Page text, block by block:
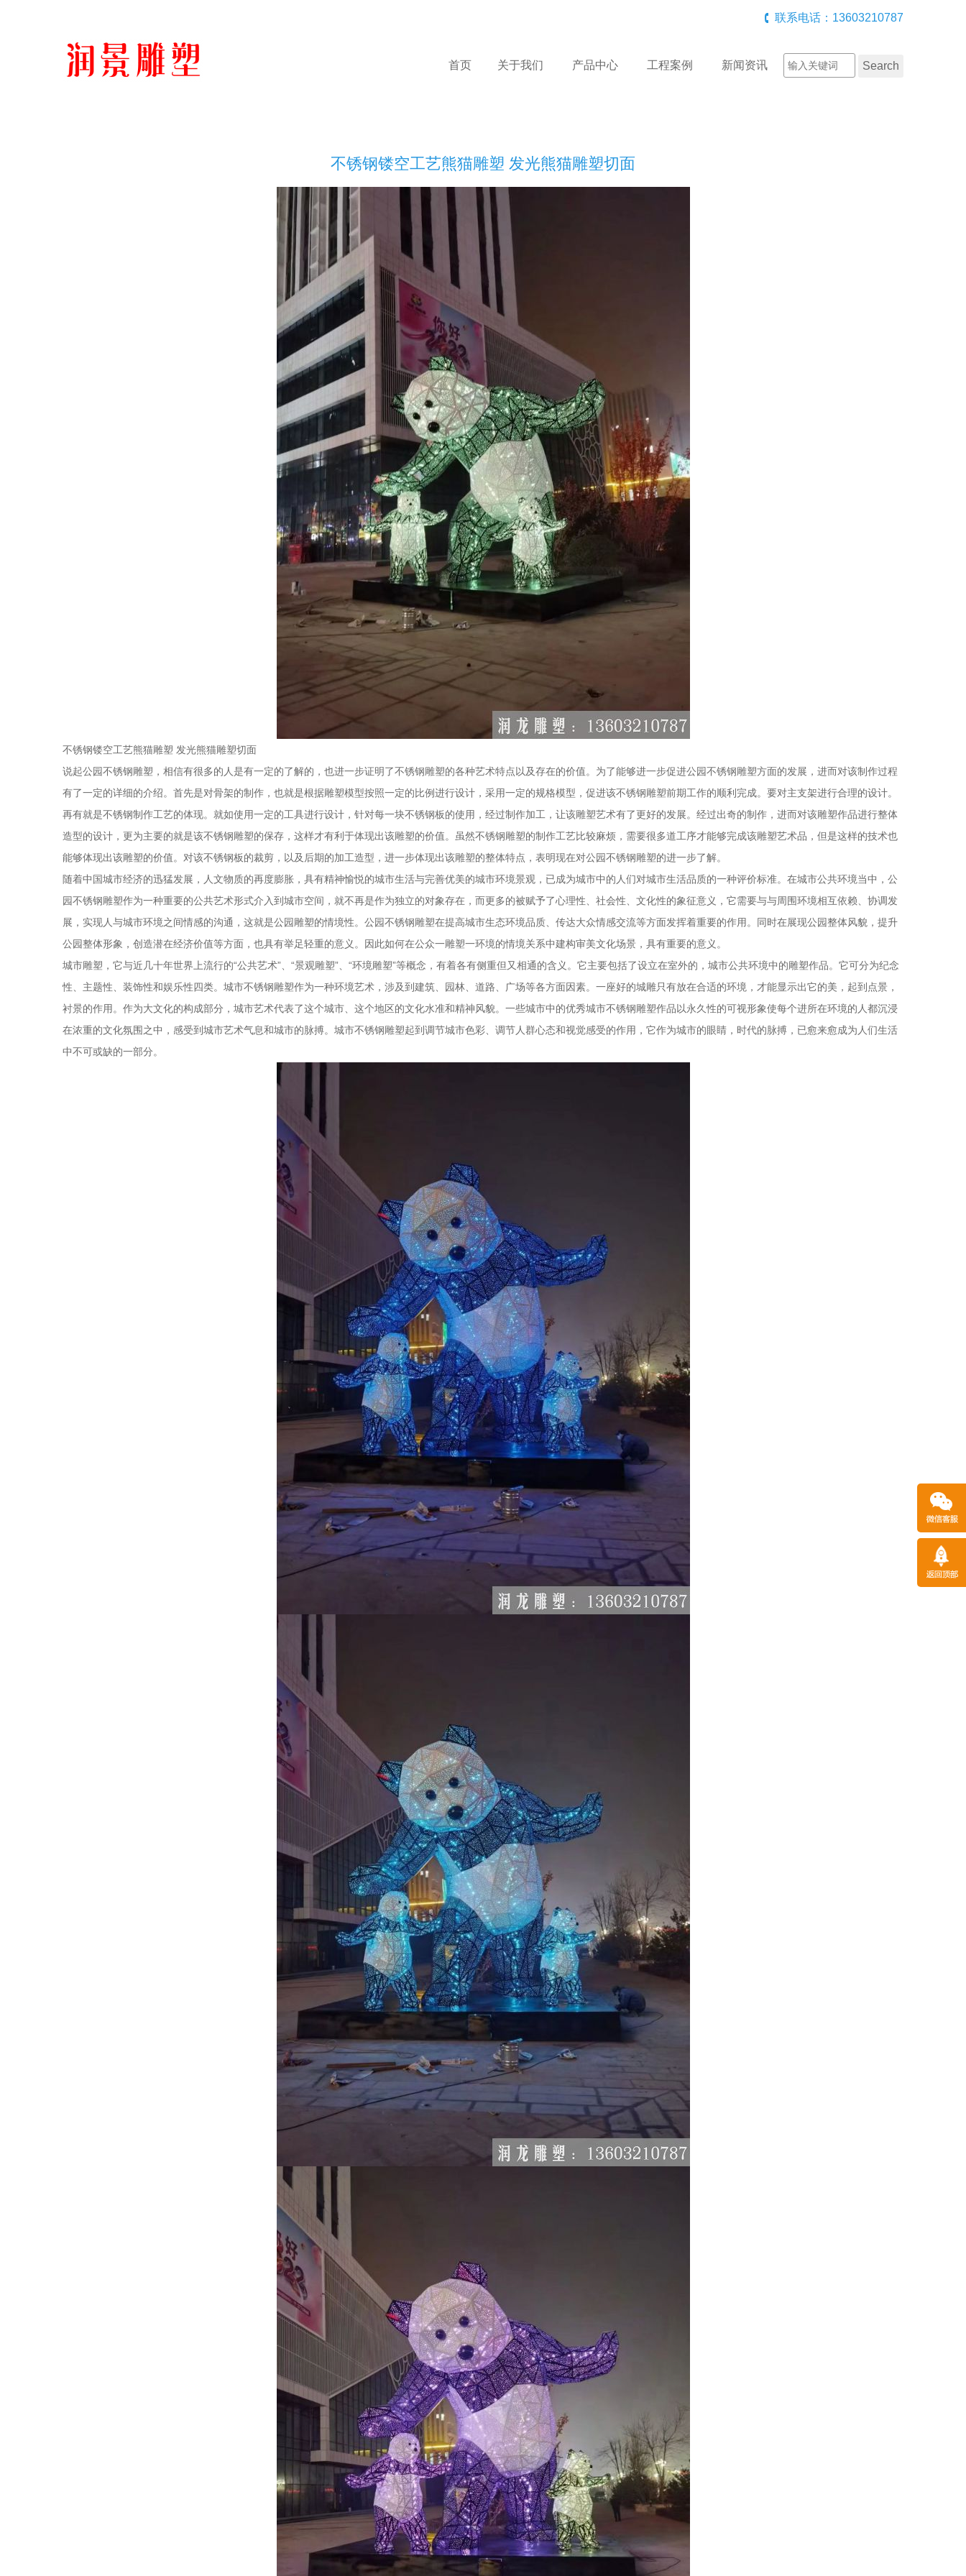
联系电话：13603210787
首页 关于我们 产品中心 工程案例 新闻资讯
不锈钢镂空工艺熊猫雕塑 发光熊猫雕塑切面
不锈钢镂空工艺熊猫雕塑 发光熊猫雕塑切面
说起公园不锈钢雕塑，相信有很多的人是有一定的了解的，也进一步证明了不锈钢雕塑的各种艺术特点以及存在的价值。为了能够进一步促进公园不锈钢雕塑方面的发展，进而对该制作过程
有了一定的详细的介绍。首先是对骨架的制作，也就是根据雕塑模型按照一定的比例进行设计，采用一定的规格模型，促进该不锈钢雕塑前期工作的顺利完成。要对主支架进行合理的设计。
再有就是不锈钢制作工艺的体现。就如使用一定的工具进行设计，针对每一块不锈钢板的使用，经过制作加工，让该雕塑艺术有了更好的发展。经过出奇的制作，进而对该雕塑作品进行整体
造型的设计，更为主要的就是该不锈钢雕塑的保存，这样才有利于体现出该雕塑的价值。虽然不锈钢雕塑的制作工艺比较麻烦，需要很多道工序才能够完成该雕塑艺术品，但是这样的技术也
能够体现出该雕塑的价值。对该不锈钢板的裁剪，以及后期的加工造型，进一步体现出该雕塑的整体特点，表明现在对公园不锈钢雕塑的进一步了解。
随着中国城市经济的迅猛发展，人文物质的再度膨胀，具有精神愉悦的城市生活与完善优美的城市环境景观，已成为城市中的人们对城市生活品质的一种评价标准。在城市公共环境当中，公
园不锈钢雕塑作为一种重要的公共艺术形式介入到城市空间，就不再是作为独立的对象存在，而更多的被赋予了心理性、社会性、文化性的象征意义，它需要与与周围环境相互依赖、协调发
展，实现人与城市环境之间情感的沟通，这就是公园雕塑的情境性。公园不锈钢雕塑在提高城市生态环境品质、传达大众情感交流等方面发挥着重要的作用。同时在展现公园整体风貌，提升
公园整体形象，创造潜在经济价值等方面，也具有举足轻重的意义。因此如何在公众一雕塑一环境的情境关系中建构审美文化场景，具有重要的意义。
城市雕塑，它与近几十年世界上流行的“公共艺术”、“景观雕塑”、“环境雕塑”等概念，有着各有侧重但又相通的含义。它主要包括了设立在室外的，城市公共环境中的雕塑作品。它可分为纪念
性、主题性、装饰性和娱乐性四类。城市不锈钢雕塑作为一种环境艺术，涉及到建筑、园林、道路、广场等各方面因素。一座好的城雕只有放在合适的环境，才能显示出它的美，起到点景，
衬景的作用。作为大文化的构成部分，城市艺术代表了这个城市、这个地区的文化水准和精神风貌。一些城市中的优秀城市不锈钢雕塑作品以永久性的可视形象使每个进所在环境的人都沉浸
在浓重的文化氛围之中，感受到城市艺术气息和城市的脉搏。城市不锈钢雕塑起到调节城市色彩、调节人群心态和视觉感受的作用，它作为城市的眼睛，时代的脉搏，已愈来愈成为人们生活
中不可或缺的一部分。